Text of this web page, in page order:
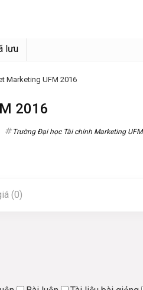
lưu
Marketing UFM 2016
2016
Trường Đại học Tài chính Marketing UFM
(0)